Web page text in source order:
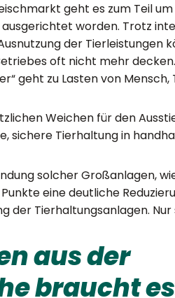
geht es zum Teil
worden. Trotz
der Tierleistungen
oft nicht mehr decken.
geht zu Lasten von
Weichen für den
sichere Tierhaltung in
solcher Großanlagen,
eine deutliche
der Tierhaltungsanlagen. Nur
aus der
braucht